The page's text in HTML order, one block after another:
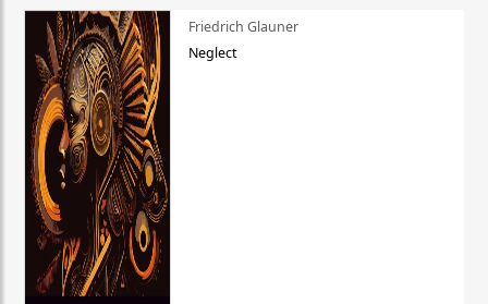
Friedrich Glauner
Neglect